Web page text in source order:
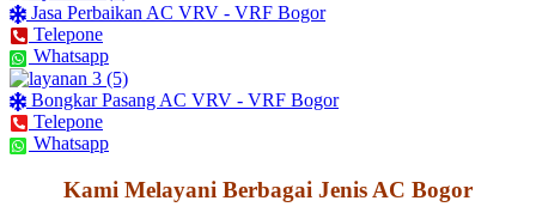
Jasa Perbaikan AC VRV - VRF Bogor
Telepone
Whatsapp
Bongkar Pasang AC VRV - VRF Bogor
Telepone
Whatsapp
Kami Melayani Berbagai Jenis AC Bogor